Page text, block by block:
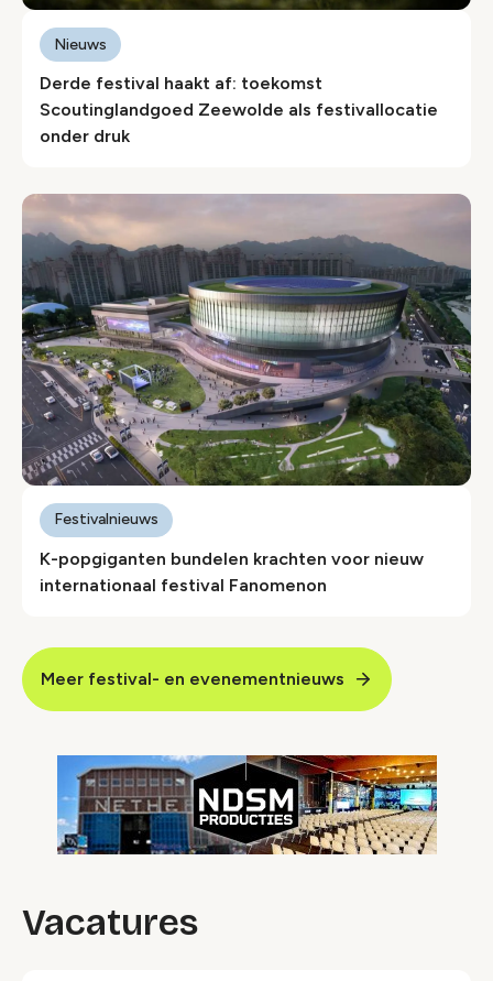
Derde festival haakt af: toekomst
Scoutinglandgoed Zeewolde als festivallocatie
onder druk
Nieuws
K-popgiganten bundelen krachten voor nieuw
internationaal festival Fanomenon
Festivalnieuws
Meer festival- en evenementnieuws
Vacatures